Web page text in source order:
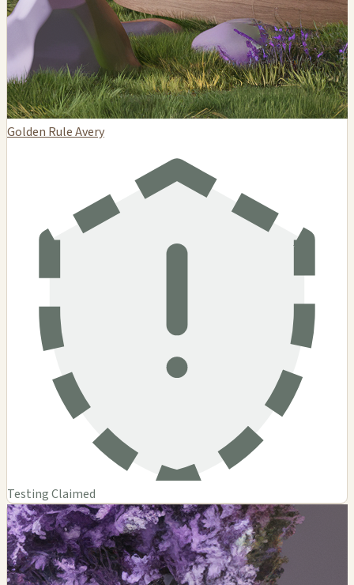
Golden Rule Avery
Testing Claimed